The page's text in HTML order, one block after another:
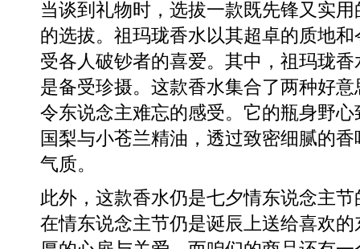
当谈到礼物时，选拔一款既先锋又实
的选拔。祖玛珑香水以其超卓的质地
受各人破钞者的喜爱。其中，祖玛珑
是备受珍摄。这款香水集合了两种好
令东说念主难忘的感受。它的瓶身野
国梨与小苍兰精油，透过致密细腻的
气质。
此外，这款香水仍是七夕情东说念主
在情东说念主节仍是诞辰上送给喜欢